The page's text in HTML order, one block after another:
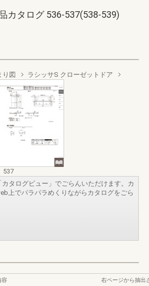
カタログ 536-537(538-539)
り図 ラシッサS クローゼットドア
537
タログビュー」でごらんいただけます。カ
上でパラパラめくりながらカタログをごら
容
右ページから抽出